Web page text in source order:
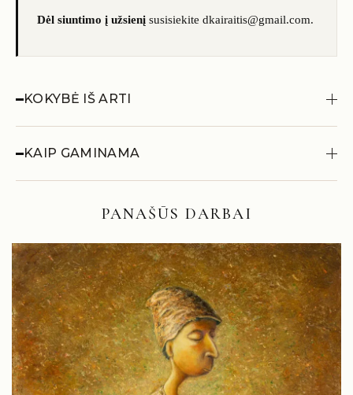
Dėl siuntimo į užsienį susisiekite dkairaitis@gmail.com.
KOKYBĖ IŠ ARTI
KAIP GAMINAMA
PANAŠŪS DARBAI